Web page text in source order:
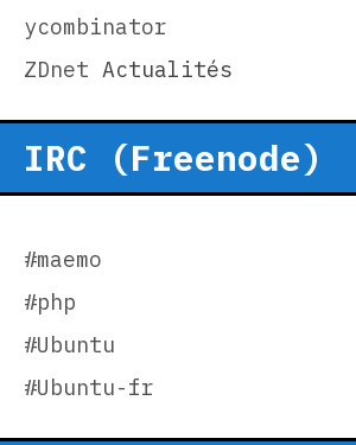
ycombinator
ZDnet Actualités
IRC (Freenode)
#maemo
#php
#Ubuntu
#Ubuntu-fr